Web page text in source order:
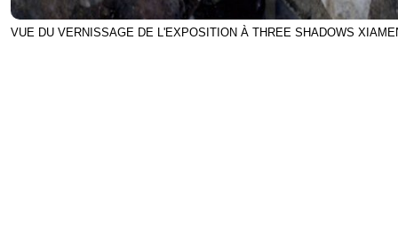
VUE DU VERNISSAGE DE L'EXPOSITION À THREE SHADOWS